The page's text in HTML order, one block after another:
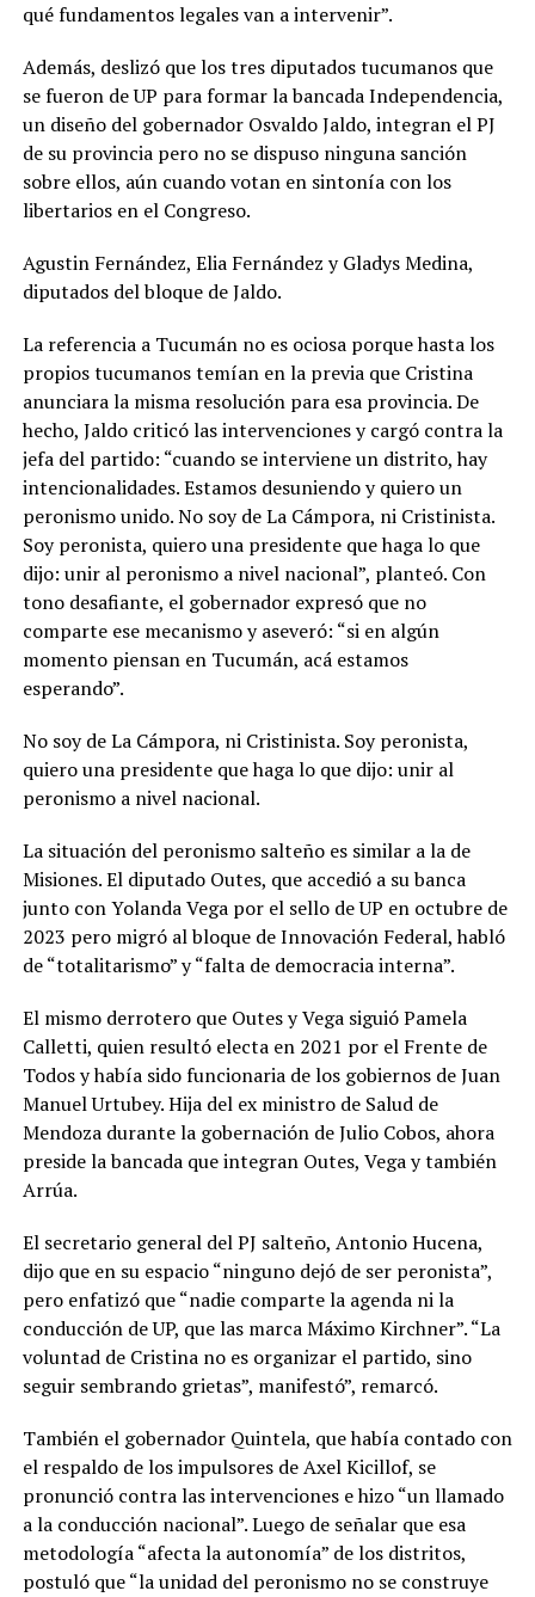
qué fundamentos legales van a intervenir”.
Además, deslizó que los tres diputados tucumanos que
se fueron de UP para formar la bancada Independencia,
un diseño del gobernador Osvaldo Jaldo, integran el PJ
de su provincia pero no se dispuso ninguna sanción
sobre ellos, aún cuando votan en sintonía con los
libertarios en el Congreso.
Agustin Fernández, Elia Fernández y Gladys Medina,
diputados del bloque de Jaldo.
La referencia a Tucumán no es ociosa porque hasta los
propios tucumanos temían en la previa que Cristina
anunciara la misma resolución para esa provincia. De
hecho, Jaldo criticó las intervenciones y cargó contra la
jefa del partido: “cuando se interviene un distrito, hay
intencionalidades. Estamos desuniendo y quiero un
peronismo unido. No soy de La Cámpora, ni Cristinista.
Soy peronista, quiero una presidente que haga lo que
dijo: unir al peronismo a nivel nacional”, planteó. Con
tono desafiante, el gobernador expresó que no
comparte ese mecanismo y aseveró: “si en algún
momento piensan en Tucumán, acá estamos
esperando”.
No soy de La Cámpora, ni Cristinista. Soy peronista,
quiero una presidente que haga lo que dijo: unir al
peronismo a nivel nacional.
La situación del peronismo salteño es similar a la de
Misiones. El diputado Outes, que accedió a su banca
junto con Yolanda Vega por el sello de UP en octubre de
2023 pero migró al bloque de Innovación Federal, habló
de “totalitarismo” y “falta de democracia interna”.
El mismo derrotero que Outes y Vega siguió Pamela
Calletti, quien resultó electa en 2021 por el Frente de
Todos y había sido funcionaria de los gobiernos de Juan
Manuel Urtubey. Hija del ex ministro de Salud de
Mendoza durante la gobernación de Julio Cobos, ahora
preside la bancada que integran Outes, Vega y también
Arrúa.
El secretario general del PJ salteño, Antonio Hucena,
dijo que en su espacio “ninguno dejó de ser peronista”,
pero enfatizó que “nadie comparte la agenda ni la
conducción de UP, que las marca Máximo Kirchner”. “La
voluntad de Cristina no es organizar el partido, sino
seguir sembrando grietas”, manifestó”, remarcó.
También el gobernador Quintela, que había contado con
el respaldo de los impulsores de Axel Kicillof, se
pronunció contra las intervenciones e hizo “un llamado
a la conducción nacional”. Luego de señalar que esa
metodología “afecta la autonomía” de los distritos,
postuló que “la unidad del peronismo no se construye